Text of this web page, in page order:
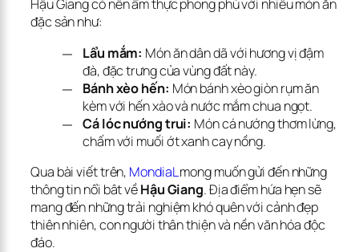
Hậu Giang có nền ẩm thực phong phú với nhiều món ăn
đặc sản như:
Lẩu mắm: Món ăn dân dã với hương vị đậm
đà, đặc trưng của vùng đất này.
Bánh xèo hến: Món bánh xèo giòn rụm ăn
kèm với hến xào và nước mắm chua ngọt.
Cá lóc nướng trui: Món cá nướng thơm lừng,
chấm với muối ớt xanh cay nồng.
Qua bài viết trên, MondiaL mong muốn gửi đến những
thông tin nổi bât về Hậu Giang. Địa điểm hứa hẹn sẽ
mang đến những trải nghiệm khó quên với cảnh đẹp
thiên nhiên, con người thân thiện và nền văn hóa độc
đáo.